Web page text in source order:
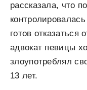
рассказала, что
готов
адвокат певицы
злоупотреблял
13 лет.